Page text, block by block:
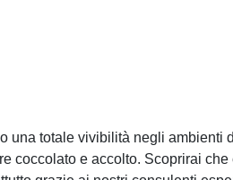
una totale vivibilità negli ambienti
coccolato e accolto. Scoprirai